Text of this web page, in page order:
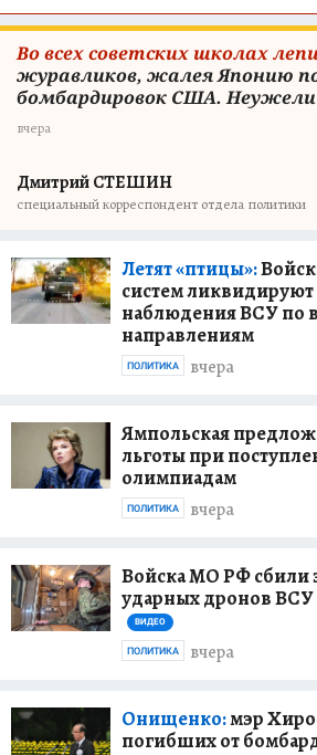
Во всех советских школах
журавликов, жалея Японию
бомбардировок США. Неужели
вчера
Дмитрий СТЕШИН
специальный корреспондент отдела политики
Летят «птицы»:
систем
наблюдения ВСУ по
направлениям
вчера
ПОЛИТИКА
Ямпольская
льготы при
олимпиадам
вчера
ПОЛИТИКА
Войска МО РФ сбили
ударных дронов ВСУ
ВИДЕО
вчера
ПОЛИТИКА
Онищенко:мэр
погибших от